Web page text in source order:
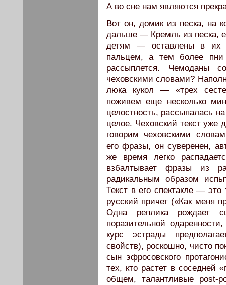
А во сне нам являются
Вот он, домик из песка, на
дальше — Кремль из песка,
детям — оставлены в их
пальцем, а тем более
рассыплется. Чемоданы
чеховскими словами?
люка кукол — «трех
поживем еще несколько
целостность, рассыпалась
целое. Чеховский текст уже
говорим чеховскими
его фразы, он суверенен,
же время легко
взбалтывает фразы из
радикальным образом
Текст в его спектакле — это
русский причет («Как меня
Одна реплика рождает
поразительной
курс эстрады
свойств), роскошно, чисто
сын эфросовского
тех, кто растет в соседней
общем, талантливые post-